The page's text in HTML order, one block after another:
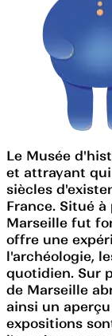
Le Musée
et attrayant
siècles
France. Situé
Marseille fut
offre une
l'archéologie,
quotidien. Sur
de Marseille
ainsi un
expositions